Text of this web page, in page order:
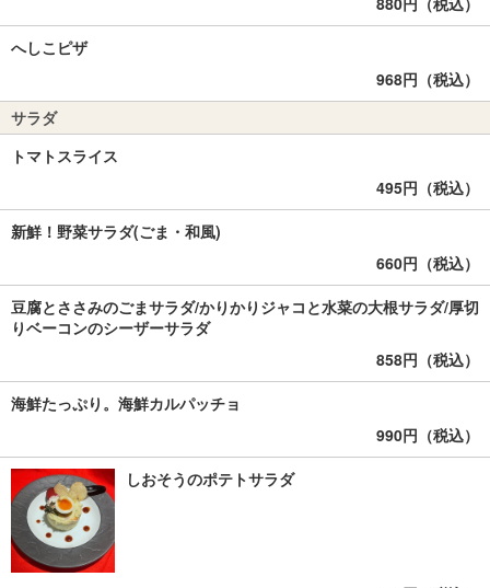
へしこピザ
968円（税込）
サラダ
トマトスライス
495円（税込）
新鮮！野菜サラダ(ごま・和風)
660円（税込）
豆腐とささみのごまサラダ/かりかりジャコと水菜の大根サラダ/厚切
りベーコンのシーザーサラダ
858円（税込）
海鮮たっぷり。海鮮カルパッチョ
990円（税込）
しおそうのポテトサラダ